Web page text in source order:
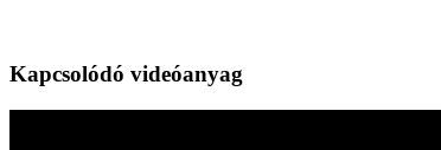
Kapcsolódó videóanyag